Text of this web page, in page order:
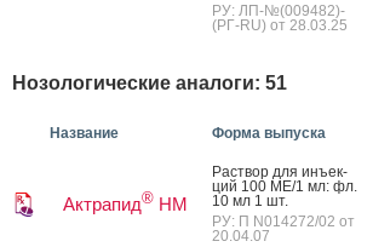
РУ: ЛП-№(009482)-
(РГ-RU) от 28.03.25
Нозологические аналоги: 51
Название Форма выпуска
Актрапид®НМ
Рас­твор для инъ­ек­
ций 100 МЕ/1 мл: фл.
10 мл 1 шт.
РУ: П N014272/02 от
20.04.07